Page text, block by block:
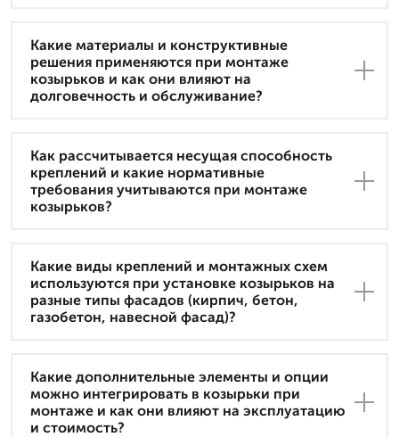
Какие материалы и конструктивные
решения применяются при монтаже
козырьков и как они влияют на
долговечность и обслуживание?
Как рассчитывается несущая способность
креплений и какие нормативные
требования учитываются при монтаже
козырьков?
Какие виды креплений и монтажных схем
используются при установке козырьков на
разные типы фасадов (кирпич, бетон,
газобетон, навесной фасад)?
Какие дополнительные элементы и опции
можно интегрировать в козырьки при
монтаже и как они влияют на эксплуатацию
и стоимость?